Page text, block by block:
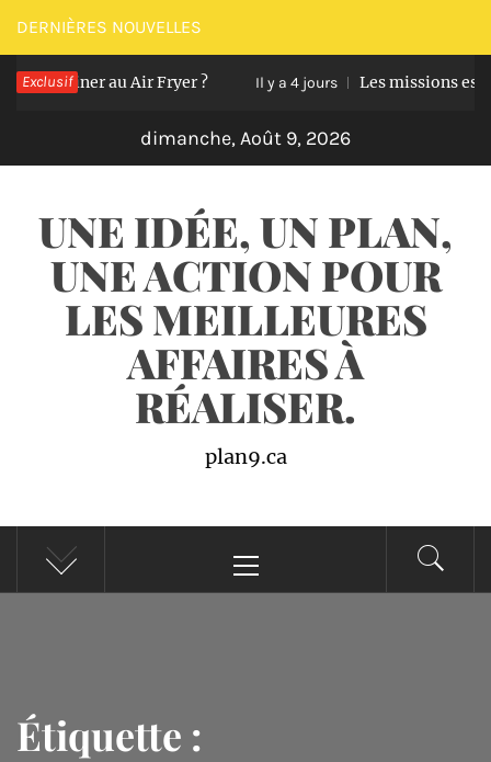
Passer
au
contenu
DERNIÈRES NOUVELLES
Exclusif
cuisiner au Air Fryer ? Il y a 4 jours Les missions
dimanche, Août 9, 2026
UNE IDÉE, UN PLAN,
UNE ACTION POUR
LES MEILLEURES
AFFAIRES À
RÉALISER.
plan9.ca
principal
Étiquette :